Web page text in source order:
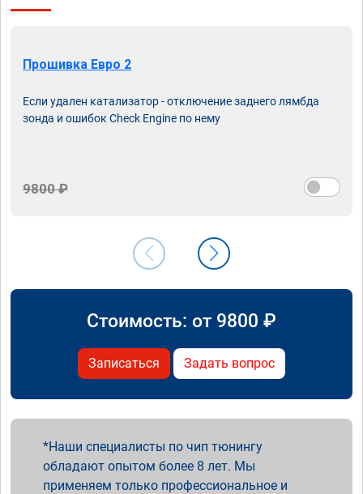
Прошивка Евро 2
Если удален катализатор - отключение заднего лямбда
зонда и ошибок Check Engine по нему
9800 ₽
Стоимость: от 9800 ₽
Записаться Задать вопрос
Наши специалисты по чип тюнингу
обладают опытом более 8 лет. Мы
применяем только профессиональное и